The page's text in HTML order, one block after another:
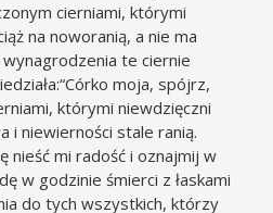
cierniami, którymi
na noworanią, a nie ma
te ciernie
moja, spójrz,
którymi niewdzięczni
i niewierności stale ranią.
nieść mi radość i oznajmij w
w godzinie śmierci z łaskami
do tych wszystkich, którzy